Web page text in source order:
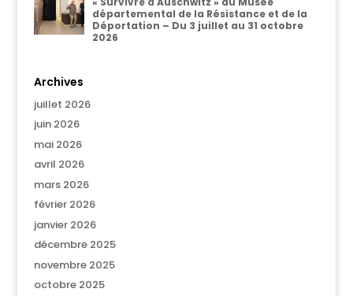
départemental de la Résistance et de la
Déportation – Du 3 juillet au 31 octobre
2026
Archives
juillet 2026
juin 2026
mai 2026
avril 2026
mars 2026
février 2026
janvier 2026
décembre 2025
novembre 2025
octobre 2025